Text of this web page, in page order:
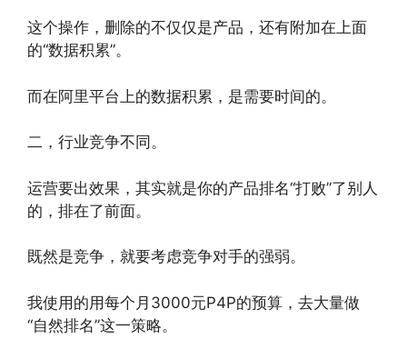
这个操作，删除的不仅仅是产品，还有附加在上面
的“数据积累”。
而在阿里平台上的数据积累，是需要时间的。
二，行业竞争不同。
运营要出效果，其实就是你的产品排名“打败”了别人
的，排在了前面。
既然是竞争，就要考虑竞争对手的强弱。
我使用的用每个月3000元P4P的预算，去大量做
“自然排名”这一策略。